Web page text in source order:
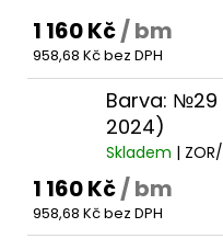
1 160 Kč/ bm
958,68 Kč bez DPH
Barva:
2024)
Skladem |
1 160 Kč/ bm
958,68 Kč bez DPH